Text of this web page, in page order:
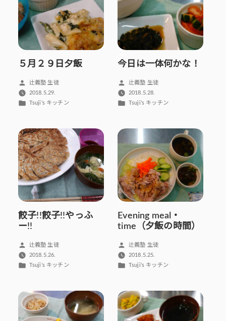
５月２９日夕飯
投
稿
者:
辻義塾 生徒
2018.5.29.
カ
リ
ー:
Tsuji’s キッチン
今日は一体何かな！
投
稿
者:
辻義塾 生徒
2018.5.28.
カ
ー:
Tsuji’s キッチン
餃子!!餃子!!やっふ
ー!!
投
稿
者:
辻義塾 生徒
2018.5.26.
カ
リ
ー:
Tsuji’s キッチン
Evening meal・
time（夕飯の時間）
投
稿
者:
辻義塾 生徒
2018.5.25.
カ
リ
ー:
Tsuji’s キッチン